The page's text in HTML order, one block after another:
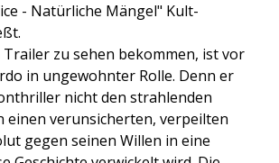
- Natürliche Mängel" Kult-
Trailer zu sehen bekommen, ist vor
in ungewohnter Rolle. Denn er
nicht den strahlenden
einen verunsicherten, verpeilten
gegen seinen Willen in eine